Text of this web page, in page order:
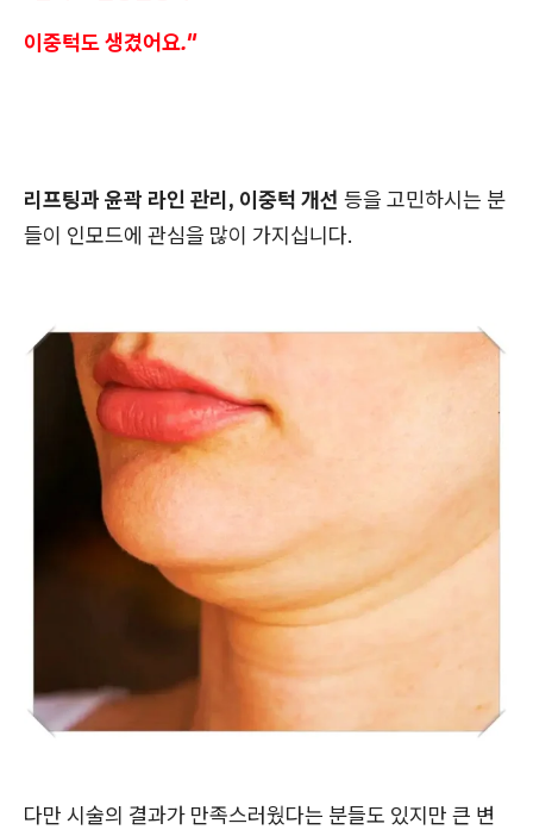
이중턱도 생겼어요."
리프팅과 윤곽 라인 관리, 이중턱 개선 등을 고민하시는 분
들이 인모드에 관심을 많이 가지십니다.
다만 시술의 결과가 만족스러웠다는 분들도 있지만 큰 변